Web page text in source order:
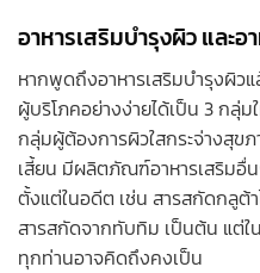
อาหารเสริมบํารุงผิว และอ
หากพูดถึงอาหารเสริมบำรุงผิว
ผู้บริโภคอย่างง่ายได้เป็น 3 กลุ่
กลุ่มผู้ต้องการผิวใสกระจ่างสุ
เสี้ยน มีผลิตภัณฑ์อาหารเสริมอื่
ตั้งแต่ในอดีต เช่น สารสกัดกลูต้
สารสกัดจากทับทิม เป็นต้น แ
ทุกท่านอาจคิดถึงคงเป็น